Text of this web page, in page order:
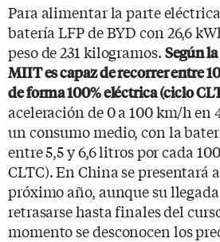
Para alimentar la parte
batería LFP de BYD con 26,6
peso de 231 kilogramos. Según
MIIT es capaz de recorrer entre
de forma 100% eléctrica (ciclo
aceleración de 0 a 100 km/h en
un consumo medio, con la
entre 5,5 y 6,6 litros por cada
CLTC). En China se presentará
próximo año, aunque su
retrasarse hasta finales del
momento se desconocen los